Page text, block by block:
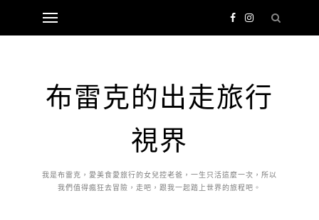
布雷克的出走旅行
視界
我是布雷克，愛美食愛旅行的女兒控老爸，一生只活這麼一次，所以
我們值得瘋狂去冒險，走吧，跟我一起踏上世界的旅程吧。